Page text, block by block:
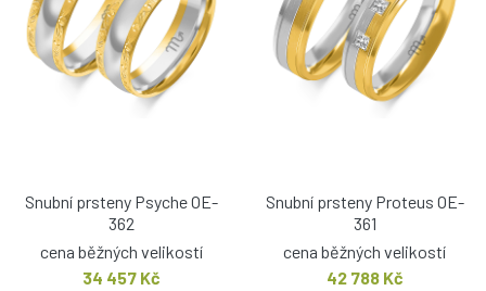
Snubní prsteny Psyche OE-
362
cena běžných velikostí
34 457 Kč
Snubní prsteny Proteus OE-
361
cena běžných velikostí
42 788 Kč